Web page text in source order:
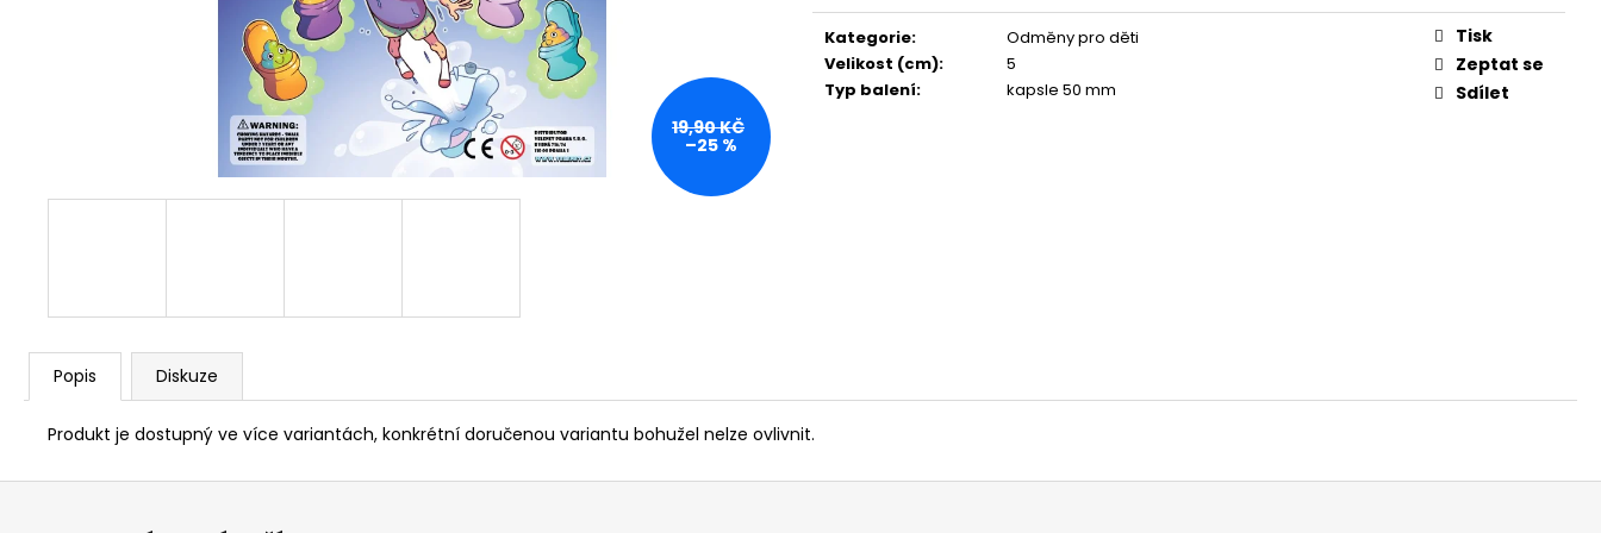
Měrná
cena:
Kategorie:
Odměny pro děti
Velikost (cm):
5
Typ balení: kapsle 50 mm
Tisk
Zeptat se
Sdílet
19,90 KČ
–25 %
Popis Diskuze
Produkt je dostupný ve více variantách, konkrétní doručenou variantu bohužel nelze ovlivnit.
Z